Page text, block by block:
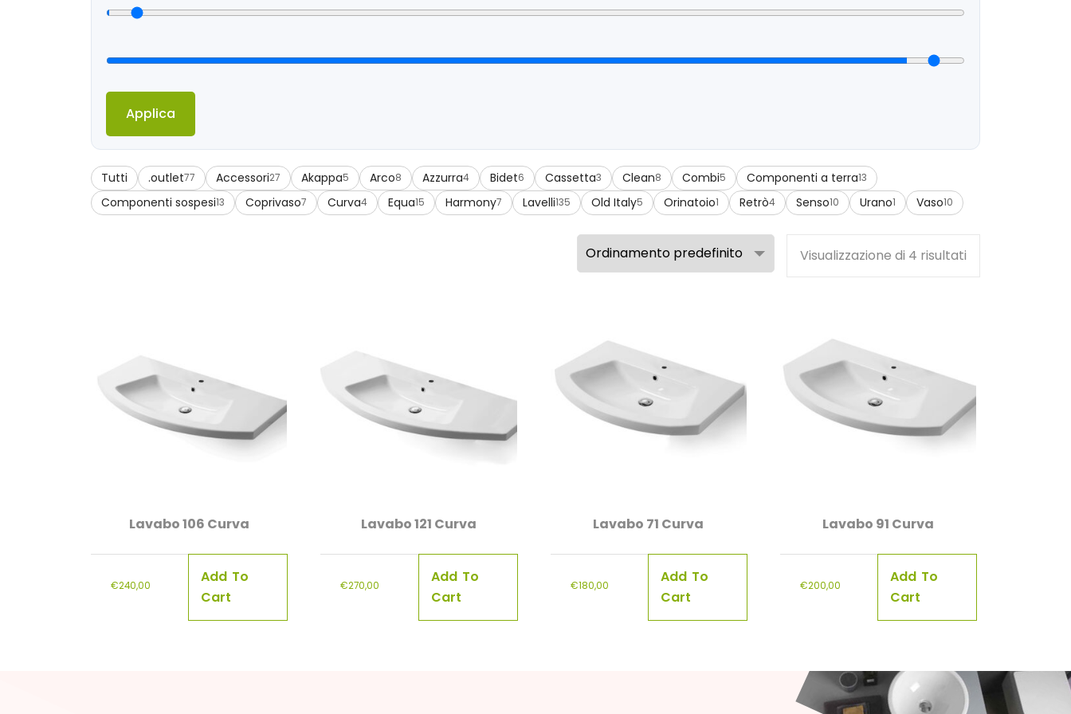
Applica
Tutti .outlet77 Accessori27 Akappa5 Arco8 Azzurra4 Bidet6 Cassetta3 Clean8 Combi5 Componenti a terra13
Componenti sospesi13 Coprivaso7 Curva4 Equa15 Harmony7 Lavelli135 Old Italy5 Orinatoio1 Retrò4 Senso10 Urano1 Vaso10
Visualizzazione di 4 risultati
Lavabo 106 Curva
€240,00
Add To
Cart
Lavabo 121 Curva
€270,00
Add To
Cart
Lavabo 71 Curva
€180,00
Add To
Cart
Lavabo 91 Curva
€200,00
Add To
Cart